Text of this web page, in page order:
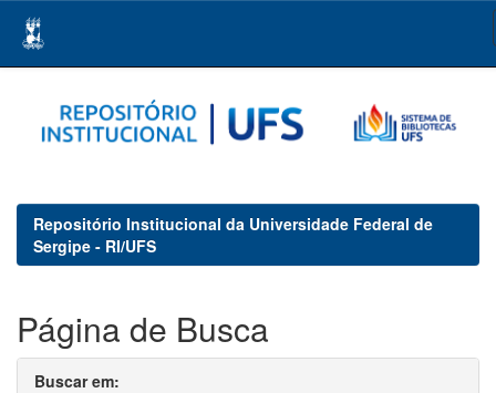
navigation
Repositório Institucional da Universidade Federal de
Sergipe - RI/UFS
Página de Busca
Buscar em: